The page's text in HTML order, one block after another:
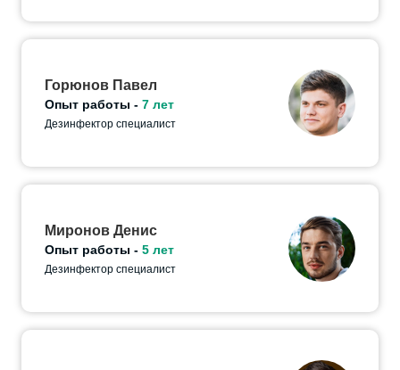
Горюнов Павел
Опыт работы - 7 лет
Дезинфектор специалист
Миронов Денис
Опыт работы - 5 лет
Дезинфектор специалист